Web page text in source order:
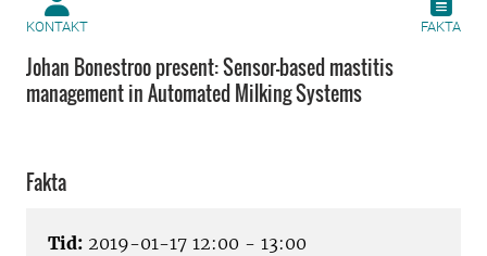
KONTAKT FAKTA
Johan Bonestroo present: Sensor-based mastitis
management in Automated Milking Systems
Fakta
Tid: 2019-01-17 12:00 - 13:00